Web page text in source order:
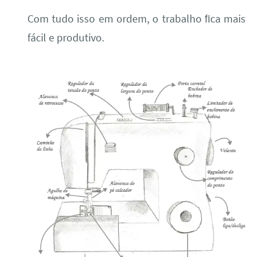
Com tudo isso em ordem, o trabalho ﬁca mais
fácil e produtivo.